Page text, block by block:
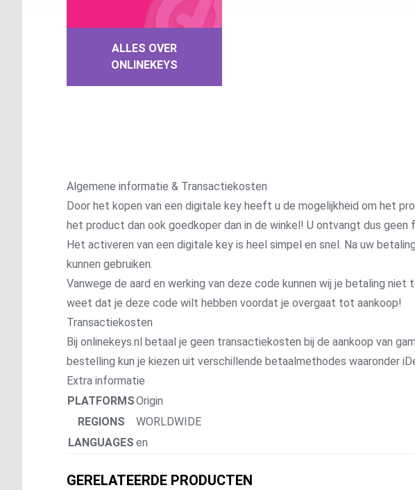
ALLES OVER
ONLINEKEYS
Algemene informatie & Transactiekosten
Door het kopen van een digitale key heeft u de mogelijkheid om het
het product dan ook goedkoper dan in de winkel! U ontvangt dus geen
Het activeren van een digitale key is heel simpel en snel. Na uw
kunnen gebruiken.
Vanwege de aard en werking van deze code kunnen wij je betaling
weet dat je deze code wilt hebben voordat je overgaat tot aankoop!
Transactiekosten
Bij onlinekeys.nl betaal je geen transactiekosten bij de aankoop van
bestelling kun je kiezen uit verschillende betaalmethodes waaronder
Extra informatie
PLATFORMSOrigin
REGIONS
WORLDWIDE
LANGUAGES en
GERELATEERDE PRODUCTEN